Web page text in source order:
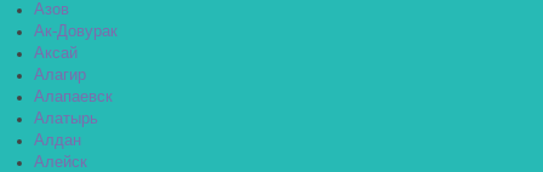
Азов
Ак-Довурак
Аксай
Алагир
Алапаевск
Алатырь
Алдан
Алейск